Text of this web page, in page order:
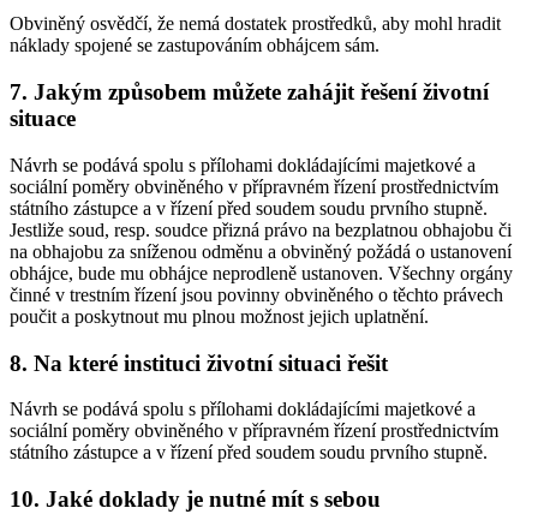
Obviněný osvědčí, že nemá dostatek prostředků, aby mohl hradit
náklady spojené se zastupováním obhájcem sám.
7. Jakým způsobem můžete zahájit řešení životní
situace
Návrh se podává spolu s přílohami dokládajícími majetkové a
sociální poměry obviněného v přípravném řízení prostřednictvím
státního zástupce a v řízení před soudem soudu prvního stupně.
Jestliže soud, resp. soudce přizná právo na bezplatnou obhajobu či
na obhajobu za sníženou odměnu a obviněný požádá o ustanovení
obhájce, bude mu obhájce neprodleně ustanoven. Všechny orgány
činné v trestním řízení jsou povinny obviněného o těchto právech
poučit a poskytnout mu plnou možnost jejich uplatnění.
8. Na které instituci životní situaci řešit
Návrh se podává spolu s přílohami dokládajícími majetkové a
sociální poměry obviněného v přípravném řízení prostřednictvím
státního zástupce a v řízení před soudem soudu prvního stupně.
10. Jaké doklady je nutné mít s sebou